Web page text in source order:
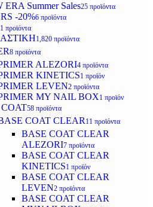
ERA Summer Sales25 προϊόντα
-20%6 προϊόντα
προϊόντα
1,820 προϊόντα
8 προϊόντα
ALEZORI4 προϊόντα
KINETICS1 προϊόν
LEVEN2 προϊόντα
MY NAIL BOX1 προϊόν
58 προϊόντα
COAT CLEAR 11 προϊόντα
BASE COAT CLEAR
ALEZORI7 προϊόντα
BASE COAT CLEAR
KINETICS1 προϊόν
BASE COAT CLEAR
LEVEN2 προϊόντα
BASE COAT CLEAR